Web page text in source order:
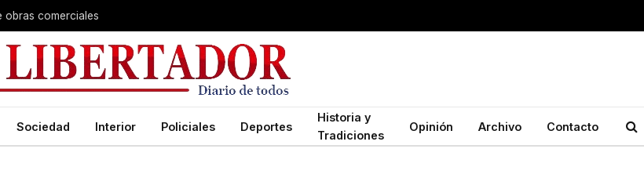
obras comerciales
Sociedad Interior Policiales Deportes
Historia y
Tradiciones
Opinión Archivo Contacto